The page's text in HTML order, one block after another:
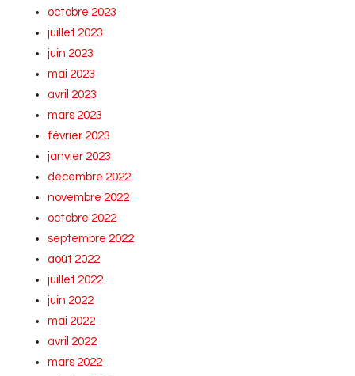
octobre 2023
juillet 2023
juin 2023
mai 2023
avril 2023
mars 2023
février 2023
janvier 2023
décembre 2022
novembre 2022
octobre 2022
septembre 2022
août 2022
juillet 2022
juin 2022
mai 2022
avril 2022
mars 2022